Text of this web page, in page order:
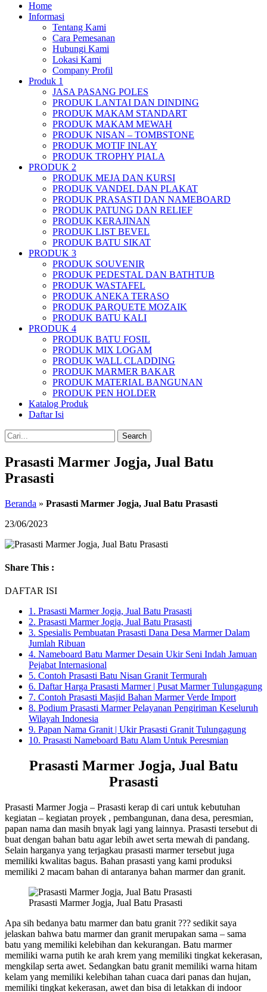
Home
Informasi
Tentang Kami
Cara Pemesanan
Hubungi Kami
Lokasi Kami
Company Profil
Produk 1
JASA PASANG POLES
PRODUK LANTAI DAN DINDING
PRODUK MAKAM STANDART
PRODUK MAKAM MEWAH
PRODUK NISAN – TOMBSTONE
PRODUK MOTIF INLAY
PRODUK TROPHY PIALA
PRODUK 2
PRODUK MEJA DAN KURSI
PRODUK VANDEL DAN PLAKAT
PRODUK PRASASTI DAN NAMEBOARD
PRODUK PATUNG DAN RELIEF
PRODUK KERAJINAN
PRODUK LIST BEVEL
PRODUK BATU SIKAT
PRODUK 3
PRODUK SOUVENIR
PRODUK PEDESTAL DAN BATHTUB
PRODUK WASTAFEL
PRODUK ANEKA TERASO
PRODUK PARQUETE MOZAIK
PRODUK BATU KALI
PRODUK 4
PRODUK BATU FOSIL
PRODUK MIX LOGAM
PRODUK WALL CLADDING
PRODUK MARMER BAKAR
PRODUK MATERIAL BANGUNAN
PRODUK PEN HOLDER
Katalog Produk
Daftar Isi
Search
Prasasti Marmer Jogja, Jual Batu
Prasasti
Beranda » Prasasti Marmer Jogja, Jual Batu Prasasti
23/06/2023
Share This :
DAFTAR ISI
1. Prasasti Marmer Jogja, Jual Batu Prasasti
2. Prasasti Marmer Jogja, Jual Batu Prasasti
3. Spesialis Pembuatan Prasasti Dana Desa Marmer Dalam
Jumlah Ribuan
4. Nameboard Batu Marmer Desain Ukir Seni Indah Jamuan
Pejabat Internasional
5. Contoh Prasasti Batu Nisan Granit Termurah
6. Daftar Harga Prasasti Marmer | Pusat Marmer Tulungagung
7. Contoh Prasasti Masjid Bahan Marmer Verde Import
8. Podium Prasasti Marmer Pelayanan Pengiriman Keseluruh
Wilayah Indonesia
9. Papan Nama Granit | Ukir Prasasti Granit Tulungagung
10. Prasasti Nameboard Batu Alam Untuk Peresmian
Prasasti Marmer Jogja, Jual Batu
Prasasti
Prasasti Marmer Jogja – Prasasti kerap di cari untuk kebutuhan
kegiatan – kegiatan proyek , pembangunan, dana desa, peresmian,
papan nama dan masih bnyak lagi yang lainnya. Prasasti tersebut di
buat dengan bahan batu agar lebih awet serta mewah di pandang.
Selain harganya yang terjagkau prasasti marmer tersebut juga
memiliki kwalitas bagus. Bahan prasasti yang kami produksi
memiliki 2 macam bahan di antaranya bahan marmer dan granit.
Prasasti Marmer Jogja, Jual Batu Prasasti
Apa sih bedanya batu marmer dan batu granit ??? sedikit saya
jelaskan bahwa batu marmer dan granit merupakan sama – sama
batu yang memiliki kelebihan dan kekurangan. Batu marmer
memiliki warna putih ke arah krem yang memiliki tingkat kekerasan,
mengkilap serta awet. Sedangkan batu granit memiliki warna hitam
kelam yang memiliki kelebihan tahan cuaca dari panas dan hujan,
memiliki tingkat kekerasan, awet dan bisa di letakkan di indoor